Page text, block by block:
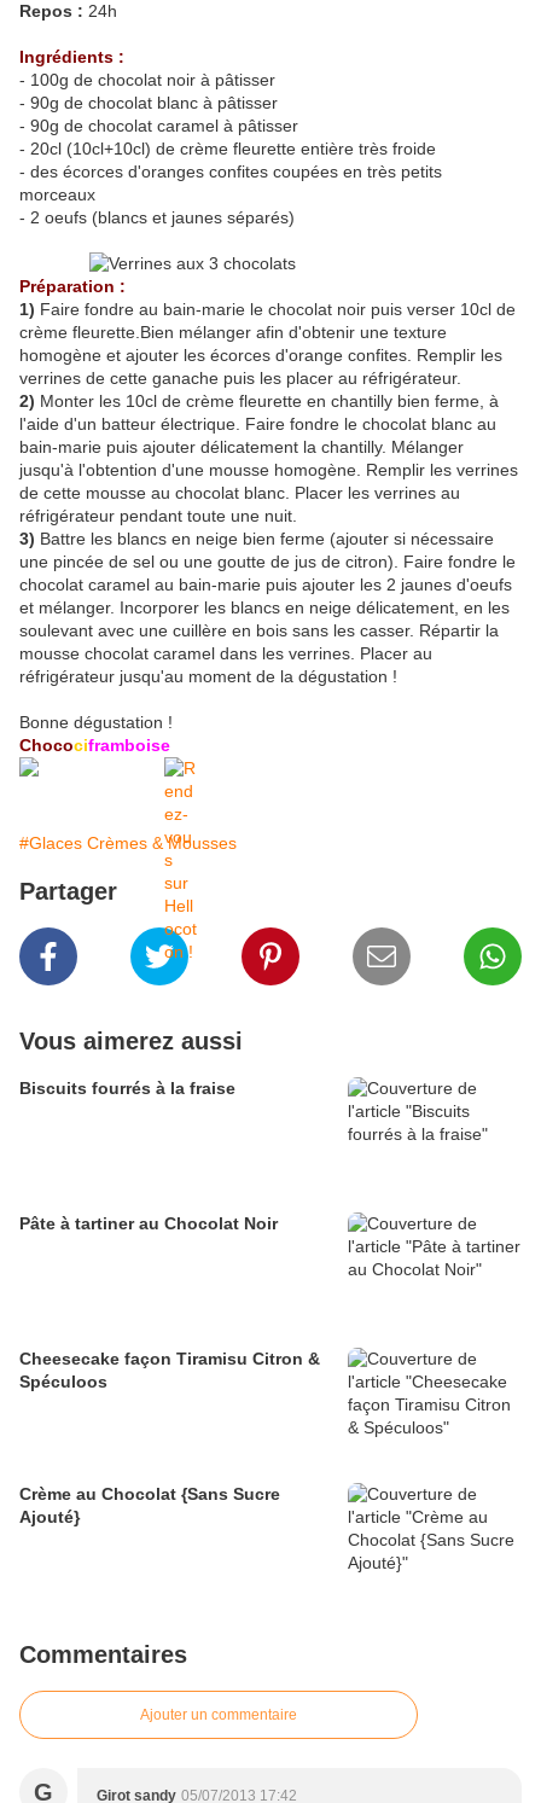
Repos : 24h
Ingrédients :
- 100g de chocolat noir à pâtisser
- 90g de chocolat blanc à pâtisser
- 90g de chocolat caramel à pâtisser
- 20cl (10cl+10cl) de crème fleurette entière très froide
- des écorces d'oranges confites coupées en très petits
morceaux
- 2 oeufs (blancs et jaunes séparés)
Préparation :
1) Faire fondre au bain-marie le chocolat noir puis verser 10cl de
crème fleurette.Bien mélanger afin d'obtenir une texture
homogène et ajouter les écorces d'orange confites. Remplir les
verrines de cette ganache puis les placer au réfrigérateur.
2) Monter les 10cl de crème fleurette en chantilly bien ferme, à
l'aide d'un batteur électrique. Faire fondre le chocolat blanc au
bain-marie puis ajouter délicatement la chantilly. Mélanger
jusqu'à l'obtention d'une mousse homogène. Remplir les verrines
de cette mousse au chocolat blanc. Placer les verrines au
réfrigérateur pendant toute une nuit.
3) Battre les blancs en neige bien ferme (ajouter si nécessaire
une pincée de sel ou une goutte de jus de citron). Faire fondre le
chocolat caramel au bain-marie puis ajouter les 2 jaunes d'oeufs
et mélanger. Incorporer les blancs en neige délicatement, en les
soulevant avec une cuillère en bois sans les casser. Répartir la
mousse chocolat caramel dans les verrines. Placer au
réfrigérateur jusqu'au moment de la dégustation !
Bonne dégustation !
Chocociframboise
#Glaces Crèmes & Mousses
Partager
Vous aimerez aussi
Biscuits fourrés à la fraise
Pâte à tartiner au Chocolat Noir
Cheesecake façon Tiramisu Citron &
Spéculoos
Crème au Chocolat {Sans Sucre
Ajouté}
Commentaires
Ajouter un commentaire
G Girot sandy 05/07/2013 17:42